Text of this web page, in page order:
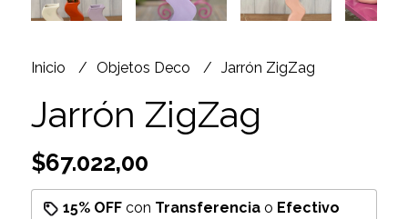
Inicio Objetos Deco Jarrón ZigZag
Jarrón ZigZag
$67.022,00
15% OFFcon Transferenciao Efectivo